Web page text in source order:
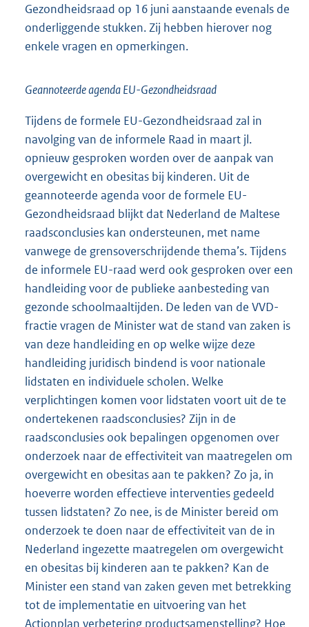
Gezondheidsraad op 16 juni aanstaande evenals de
onderliggende stukken. Zij hebben hierover nog
enkele vragen en opmerkingen.
Geannoteerde agenda EU-Gezondheidsraad
Tijdens de formele EU-Gezondheidsraad zal in
navolging van de informele Raad in maart jl.
opnieuw gesproken worden over de aanpak van
overgewicht en obesitas bij kinderen. Uit de
geannoteerde agenda voor de formele EU-
Gezondheidsraad blijkt dat Nederland de Maltese
raadsconclusies kan ondersteunen, met name
vanwege de grensoverschrijdende thema’s. Tijdens
de informele EU-raad werd ook gesproken over een
handleiding voor de publieke aanbesteding van
gezonde schoolmaaltijden. De leden van de VVD-
fractie vragen de Minister wat de stand van zaken is
van deze handleiding en op welke wijze deze
handleiding juridisch bindend is voor nationale
lidstaten en individuele scholen. Welke
verplichtingen komen voor lidstaten voort uit de te
ondertekenen raadsconclusies? Zijn in de
raadsconclusies ook bepalingen opgenomen over
onderzoek naar de effectiviteit van maatregelen om
overgewicht en obesitas aan te pakken? Zo ja, in
hoeverre worden effectieve interventies gedeeld
tussen lidstaten? Zo nee, is de Minister bereid om
onderzoek te doen naar de effectiviteit van de in
Nederland ingezette maatregelen om overgewicht
en obesitas bij kinderen aan te pakken? Kan de
Minister een stand van zaken geven met betrekking
tot de implementatie en uitvoering van het
Actionplan verbetering productsamenstelling? Hoe